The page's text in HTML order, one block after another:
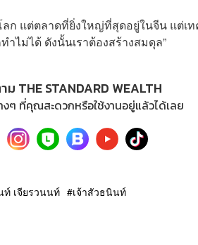
ลก แต่ตลาดที่ยิ่งใหญ่ที่สุดอยู่ในจีน แต่เ
ำไม่ได้ ดังนั้นเราต้องสร้างสมดุล”
THE STANDARD WEALTH
ๆ ที่คุณสะดวกหรือใช้งานอยู่แล้วได้เลย
ท์ เจียรวนนท์ เจ้าสัวธนินท์